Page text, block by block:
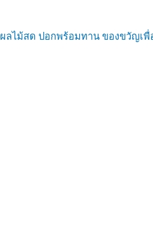
ผลไม้สด ปอกพร้อมทาน ของขวัญเพื่